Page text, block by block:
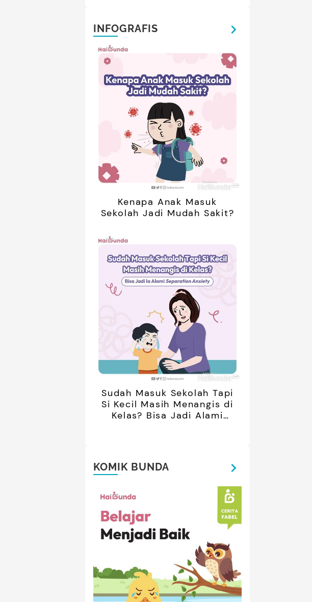
INFOGRAFIS
Kenapa Anak Masuk
Sekolah Jadi Mudah Sakit?
Sudah Masuk Sekolah Tapi
Si Kecil Masih Menangis di
Kelas? Bisa Jadi Alami
KOMIK BUNDA